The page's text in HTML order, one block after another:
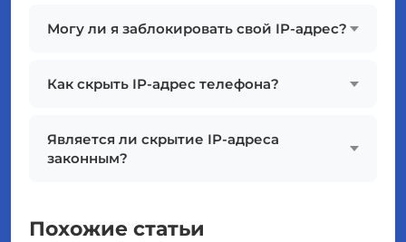
Могу ли я заблокировать свой IP-адрес?
Как скрыть IP-адрес телефона?
Является ли скрытие IP-адреса
законным?
Похожие статьи